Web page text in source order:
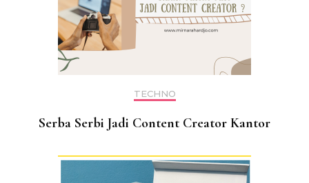
TECHNO
Serba Serbi Jadi Content Creator Kantor